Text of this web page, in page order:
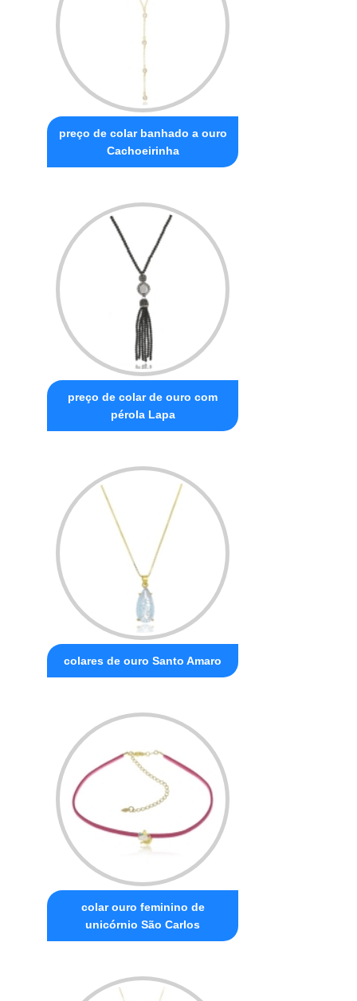
preço de colar banhado a ouro
Cachoeirinha
preço de colar de ouro com
pérola Lapa
colares de ouro Santo Amaro
colar ouro feminino de
unicórnio São Carlos